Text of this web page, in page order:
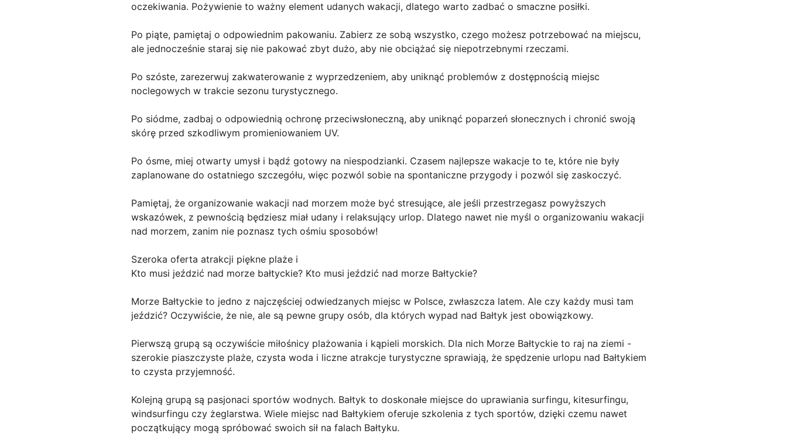
oczekiwania. Pożywienie to ważny element udanych wakacji, dlatego warto zadbać o smaczne posiłki.
Po piąte, pamiętaj o odpowiednim pakowaniu. Zabierz ze sobą wszystko, czego możesz potrzebować na miejscu,
ale jednocześnie staraj się nie pakować zbyt dużo, aby nie obciążać się niepotrzebnymi rzeczami.
Po szóste, zarezerwuj zakwaterowanie z wyprzedzeniem, aby uniknąć problemów z dostępnością miejsc
noclegowych w trakcie sezonu turystycznego.
Po siódme, zadbaj o odpowiednią ochronę przeciwsłoneczną, aby uniknąć poparzeń słonecznych i chronić swoją
skórę przed szkodliwym promieniowaniem UV.
Po ósme, miej otwarty umysł i bądź gotowy na niespodzianki. Czasem najlepsze wakacje to te, które nie były
zaplanowane do ostatniego szczegółu, więc pozwól sobie na spontaniczne przygody i pozwól się zaskoczyć.
Pamiętaj, że organizowanie wakacji nad morzem może być stresujące, ale jeśli przestrzegasz powyższych
wskazówek, z pewnością będziesz miał udany i relaksujący urlop. Dlatego nawet nie myśl o organizowaniu wakacji
nad morzem, zanim nie poznasz tych ośmiu sposobów!
Szeroka oferta atrakcji piękne plaże i
Kto musi jeździć nad morze bałtyckie? Kto musi jeździć nad morze Bałtyckie?
Morze Bałtyckie to jedno z najczęściej odwiedzanych miejsc w Polsce, zwłaszcza latem. Ale czy każdy musi tam
jeździć? Oczywiście, że nie, ale są pewne grupy osób, dla których wypad nad Bałtyk jest obowiązkowy.
Pierwszą grupą są oczywiście miłośnicy plażowania i kąpieli morskich. Dla nich Morze Bałtyckie to raj na ziemi -
szerokie piaszczyste plaże, czysta woda i liczne atrakcje turystyczne sprawiają, że spędzenie urlopu nad Bałtykiem
to czysta przyjemność.
Kolejną grupą są pasjonaci sportów wodnych. Bałtyk to doskonałe miejsce do uprawiania surfingu, kitesurfingu,
windsurfingu czy żeglarstwa. Wiele miejsc nad Bałtykiem oferuje szkolenia z tych sportów, dzięki czemu nawet
początkujący mogą spróbować swoich sił na falach Bałtyku.